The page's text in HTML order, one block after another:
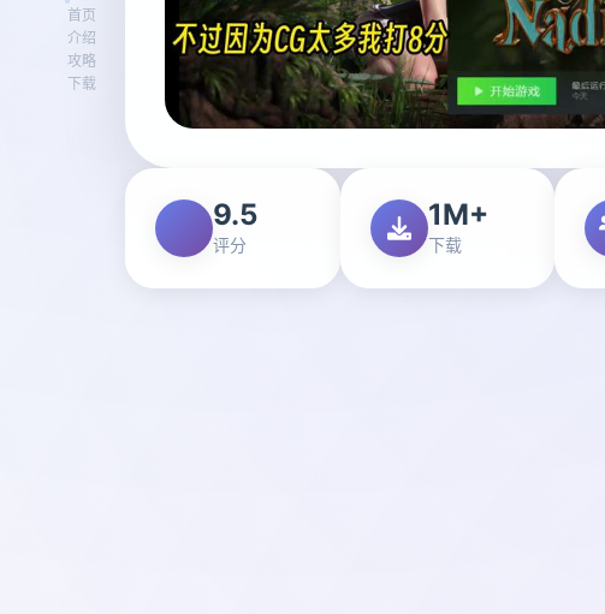
首页
介绍
攻略
下载
9.5
评分
1M+
下载